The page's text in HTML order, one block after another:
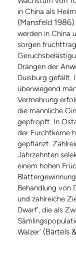
in China als
(Mansfeld 1986)
werden in China
sorgen
Drängen der
Duisburg gefällt.
überwiegend
Vermehrung
die männliche
gepfropft. In
der Furchtkerne
gepflanzt.
Jahrzehnten
einem hohen
Behandlung von
und zahlreiche
Dwarf´, die als
Walzer´ (Bärtels